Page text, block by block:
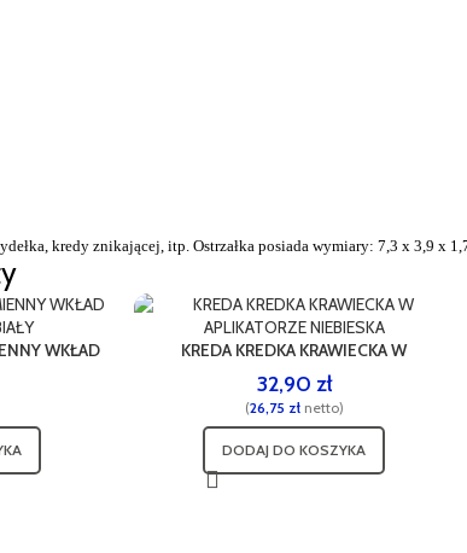
kredy znikającej, itp. Ostrzałka posiada wymiary: 7,3 x 3,9 x
WKŁAD
KREDA KREDKA KRAWIECKA W
APLIKATORZE NIEBIESKA
32,90 zł
(26,75 złnetto)
DODAJ DO KOSZYKA